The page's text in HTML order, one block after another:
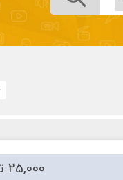
25,000 تومان